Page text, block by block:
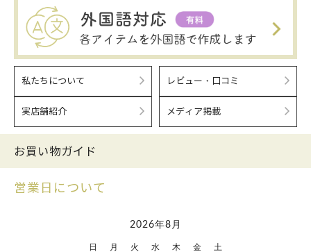
私たちについて レビュー・口コミ
実店舗紹介 メディア掲載
お買い物ガイド
営業日について
2026年8月
日 月 火 水 木 金 土